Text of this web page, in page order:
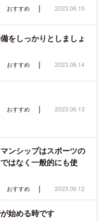
おすすめ | 2023.06.15
をしっかりとしましょ
おすすめ | 2023.06.14
おすすめ | 2023.06.13
ンシップはスポーツの
はなく一般的にも使
おすすめ | 2023.06.12
始める時です